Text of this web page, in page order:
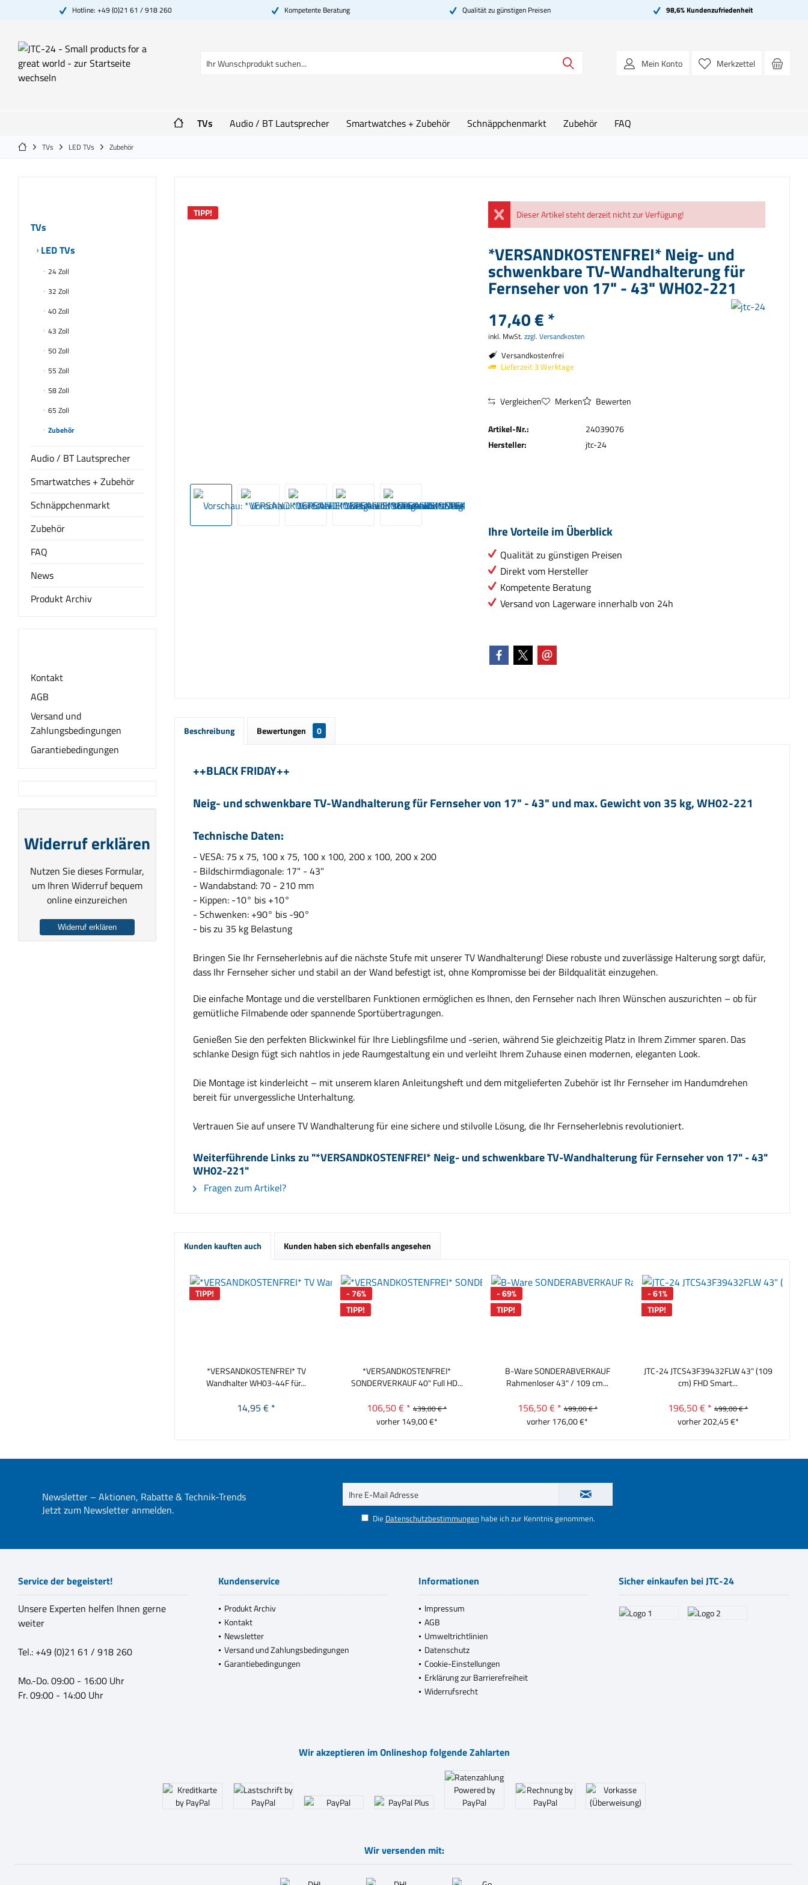
Hotline: +49 (0)21 61 / 918 260 Kompetente Beratung Qualität zu günstigen Preisen 98,6% Kundenzufriedenheit
Merkzettel
Mein Konto
TVs Audio / BT Lautsprecher Smartwatches + Zubehör Schnäppchenmarkt Zubehör FAQ
TVs LED TVs Zubehör
TVs
LED TVs
24 Zoll
32 Zoll
40 Zoll
43 Zoll
50 Zoll
55 Zoll
58 Zoll
65 Zoll
Zubehör
Audio / BT Lautsprecher
Smartwatches + Zubehör
Schnäppchenmarkt
Zubehör
FAQ
News
Produkt Archiv
Kontakt
AGB
Versand und
Zahlungsbedingungen
Garantiebedingungen
Widerruf erklären
Nutzen Sie dieses Formular,
um Ihren Widerruf bequem
online einzureichen
Widerruf erklären
TIPP! Dieser Artikel steht derzeit nicht zur Verfügung!
*VERSANDKOSTENFREI* Neig- und
schwenkbare TV-Wandhalterung für
Fernseher von 17" - 43" WH02-221
17,40 € *
inkl. MwSt. zzgl. Versandkosten
Versandkostenfrei
Lieferzeit 3 Werktage
Vergleichen Merken Bewerten
Artikel-Nr.:
24039076
Hersteller:
jtc-24
Ihre Vorteile im Überblick
Qualität zu günstigen Preisen
Direkt vom Hersteller
Kompetente Beratung
Versand von Lagerware innerhalb von 24h
Beschreibung Bewertungen 0
++BLACK FRIDAY++
Neig- und schwenkbare TV-Wandhalterung für Fernseher von 17" - 43" und max. Gewicht von 35 kg, WH02-221
Technische Daten:
- VESA: 75 x 75, 100 x 75, 100 x 100, 200 x 100, 200 x 200
- Bildschirmdiagonale: 17" - 43"
- Wandabstand: 70 - 210 mm
- Kippen: -10° bis +10°
- Schwenken: +90° bis -90°
- bis zu 35 kg Belastung
Bringen Sie Ihr Fernseherlebnis auf die nächste Stufe mit unserer TV Wandhalterung! Diese robuste und zuverlässige Halterung sorgt dafür,
dass Ihr Fernseher sicher und stabil an der Wand befestigt ist, ohne Kompromisse bei der Bildqualität einzugehen.
Die einfache Montage und die verstellbaren Funktionen ermöglichen es Ihnen, den Fernseher nach Ihren Wünschen auszurichten – ob für
gemütliche Filmabende oder spannende Sportübertragungen.
Genießen Sie den perfekten Blickwinkel für Ihre Lieblingsfilme und -serien, während Sie gleichzeitig Platz in Ihrem Zimmer sparen. Das
schlanke Design fügt sich nahtlos in jede Raumgestaltung ein und verleiht Ihrem Zuhause einen modernen, eleganten Look.
Die Montage ist kinderleicht – mit unserem klaren Anleitungsheft und dem mitgelieferten Zubehör ist Ihr Fernseher im Handumdrehen
bereit für unvergessliche Unterhaltung.
Vertrauen Sie auf unsere TV Wandhalterung für eine sichere und stilvolle Lösung, die Ihr Fernseherlebnis revolutioniert.
Weiterführende Links zu "*VERSANDKOSTENFREI* Neig- und schwenkbare TV-Wandhalterung für Fernseher von 17" - 43"
WH02-221"
Fragen zum Artikel?
Kunden kauften auch Kunden haben sich ebenfalls angesehen
TIPP!
*VERSANDKOSTENFREI* TV
Wandhalter WH03-44F für...
14,95 € *
- 76%
TIPP!
*VERSANDKOSTENFREI*
SONDERVERKAUF 40" Full HD...
106,50 € * 439,00 € *
vorher 149,00 €*
- 69%
TIPP!
B-Ware SONDERABVERKAUF
Rahmenloser 43" / 109 cm...
156,50 € * 499,00 € *
vorher 176,00 €*
- 61%
TIPP!
JTC-24 JTCS43F39432FLW 43" (109
cm) FHD Smart...
196,50 € * 499,00 € *
vorher 202,45 €*
Newsletter – Aktionen, Rabatte & Technik-Trends
Jetzt zum Newsletter anmelden.
Die Datenschutzbestimmungenhabe ich zur Kenntnis genommen.
Service der begeistert!
Unsere Experten helfen Ihnen gerne
weiter
Tel.: +49 (0)21 61 / 918 260
Mo.-Do. 09:00 - 16:00 Uhr
Fr. 09:00 - 14:00 Uhr
Kundenservice
Produkt Archiv
Kontakt
Newsletter
Versand und Zahlungsbedingungen
Garantiebedingungen
Informationen
Impressum
AGB
Umweltrichtlinien
Datenschutz
Cookie-Einstellungen
Erklärung zur Barrierefreiheit
Widerrufsrecht
Sicher einkaufen bei JTC-24
Wir akzeptieren im Onlineshop folgende Zahlarten
Wir versenden mit: